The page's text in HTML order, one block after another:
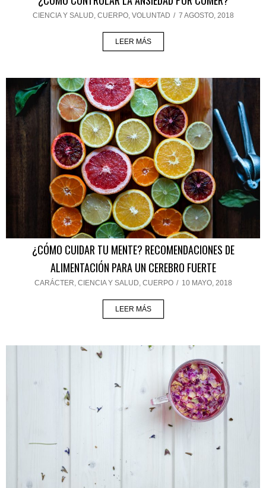
CIENCIA Y SALUD, CUERPO, VOLUNTAD / 7 AGOSTO, 2018
LEER MÁS
¿CÓMO CUIDAR TU MENTE? RECOMENDACIONES DE
ALIMENTACIÓN PARA UN CEREBRO FUERTE
CARÁCTER, CIENCIA Y SALUD, CUERPO / 10 MAYO, 2018
LEER MÁS